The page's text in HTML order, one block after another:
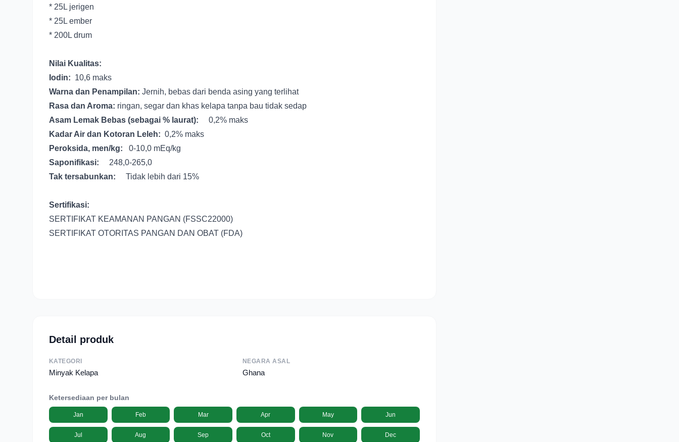
* 25L jerigen
* 25L ember
* 200L drum
Nilai Kualitas:
Iodin: 10,6 maks
Warna dan Penampilan: Jernih, bebas dari benda asing yang terlihat
Rasa dan Aroma: ringan, segar dan khas kelapa tanpa bau tidak sedap
Asam Lemak Bebas (sebagai % laurat): 0,2% maks
Kadar Air dan Kotoran Leleh: 0,2% maks
Peroksida, men/kg: 0-10,0 mEq/kg
Saponifikasi: 248,0-265,0
Tak tersabunkan: Tidak lebih dari 15%
Sertifikasi:
SERTIFIKAT KEAMANAN PANGAN (FSSC22000)
SERTIFIKAT OTORITAS PANGAN DAN OBAT (FDA)
Detail produk
KATEGORI
Minyak Kelapa
NEGARA ASAL
Ghana
Ketersediaan per bulan
Jan Feb Mar Apr May Jun
Jul Aug Sep Oct Nov Dec